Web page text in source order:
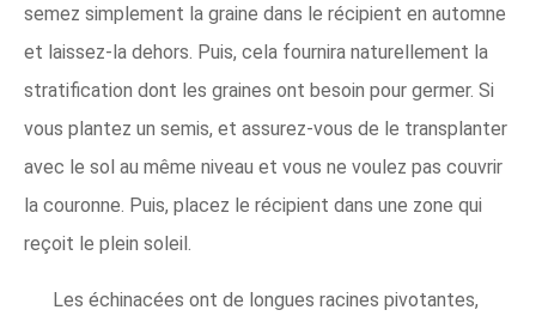
semez simplement la graine dans le récipient en automne
et laissez-la dehors. Puis, cela fournira naturellement la
stratification dont les graines ont besoin pour germer. Si
vous plantez un semis, et assurez-vous de le transplanter
avec le sol au même niveau et vous ne voulez pas couvrir
la couronne. Puis, placez le récipient dans une zone qui
reçoit le plein soleil.
Les échinacées ont de longues racines pivotantes,